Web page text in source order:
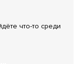
что-то среди